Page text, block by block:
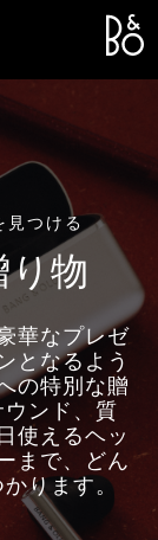
見つける
物
華なプレゼ
となるよう
の特別な贈
ンド、質
使えるヘッ
まで、どん
ります。